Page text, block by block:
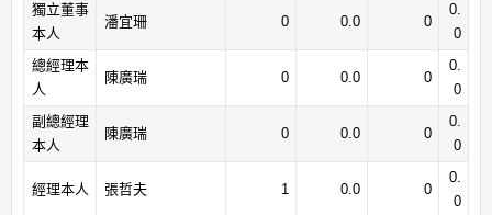
獨立董事
本人
潘宜珊 0 0.0 0
0.
0
總經理本
人
陳廣瑞 0 0.0 0
0.
0
副總經理
本人
陳廣瑞 0 0.0 0
0.
0
經理本人 張哲夫 1 0.0 0
0.
0